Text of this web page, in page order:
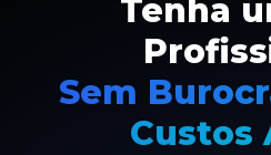
Tenha
Sem
Custos